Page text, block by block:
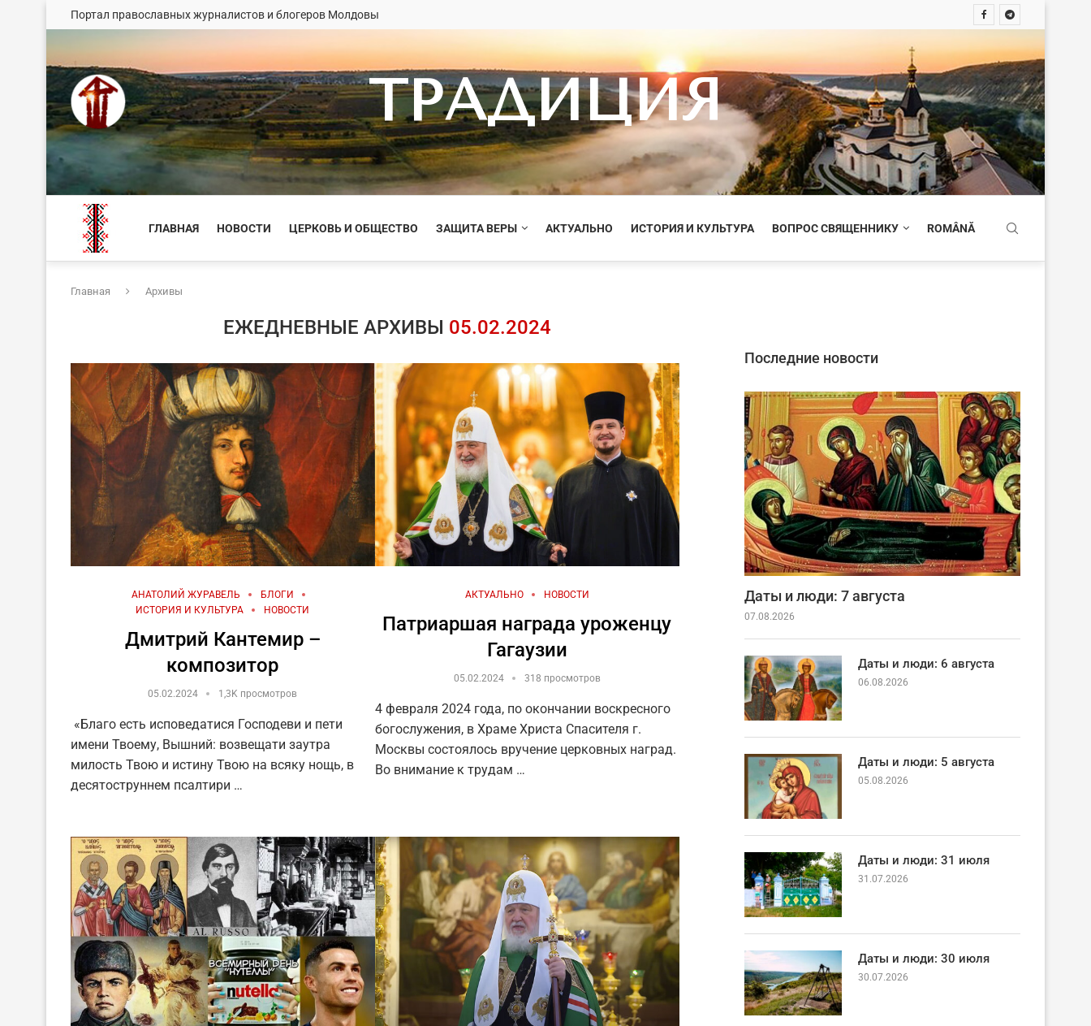
Портал православных журналистов и блогеров Молдовы
ТРАДИЦИЯ
ГЛАВНАЯ НОВОСТИ ЦЕРКОВЬ И ОБЩЕСТВО ЗАЩИТА ВЕРЫ АКТУАЛЬНО ИСТОРИЯ И КУЛЬТУРА ВОПРОС СВЯЩЕННИКУ ROMÂNĂ
Главная Архивы
ЕЖЕДНЕВНЫЕ АРХИВЫ 05.02.2024
АНАТОЛИЙ ЖУРАВЕЛЬ
БЛОГИ
ИСТОРИЯ И КУЛЬТУРА
НОВОСТИ
Дмитрий Кантемир –
композитор
05.02.2024 1,3K просмотров
«Благо есть исповедатися Господеви и пети
имени Твоему, Вышний: возвещати заутра
милость Твою и истину Твою на всяку нощь, в
десятоструннем псалтири …
АКТУАЛЬНО НОВОСТИ
Патриаршая награда уроженцу
Гагаузии
05.02.2024 318 просмотров
4 февраля 2024 года, по окончании воскресного
богослужения, в Храме Христа Спасителя г.
Москвы состоялось вручение церковных наград.
Во внимание к трудам …
Последние новости
Даты и люди: 7 августа
07.08.2026
Даты и люди: 6 августа
06.08.2026
Даты и люди: 5 августа
05.08.2026
Даты и люди: 31 июля
31.07.2026
Даты и люди: 30 июля
30.07.2026